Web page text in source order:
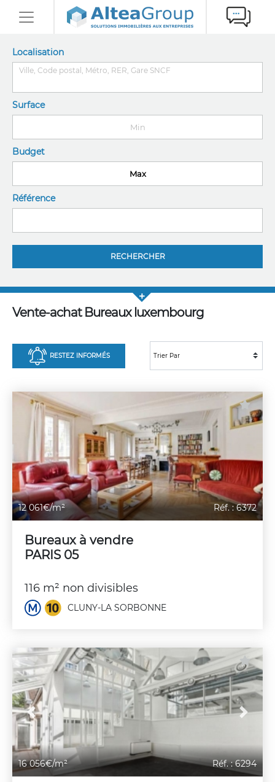
Localisation
Surface
Budget
Référence
Vente-achat Bureaux luxembourg
RESTEZ INFORMÉS
12 061€/m² Réf. : 6372
Bureaux à vendre
PARIS 05
116 m² non divisibles
CLUNY-LA SORBONNE
Previous Next
16 056€/m² Réf. : 6294